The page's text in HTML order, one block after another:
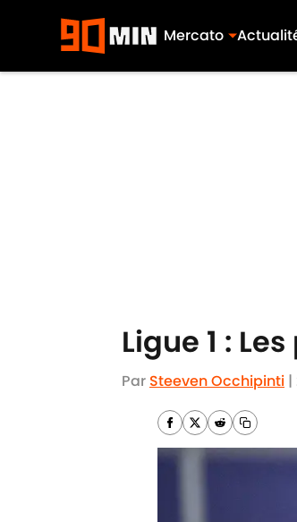
Mercato
Ligue 1 :
Par Steeven Occhipinti |